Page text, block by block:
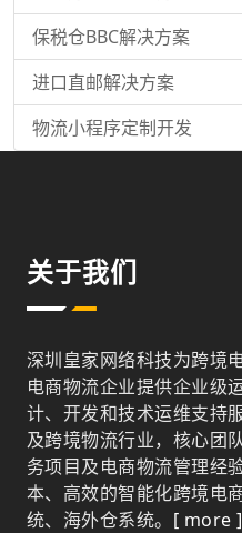
保税仓BBC解决方案
进口直邮解决方案
物流小程序定制开发
关于我们
深圳皇家网络科技为跨境
电商物流企业提供企业级
计、开发和技术运维支持
及跨境物流行业，核心团
务项目及电商物流管理经
本、高效的智能化跨境电
统、海外仓系统。 [ more ]